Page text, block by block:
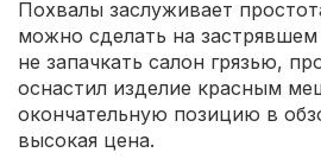
Похвалы заслуживает
можно сделать на
не запачкать салон грязью,
оснастил изделие красным
окончательную позицию в
высокая цена.